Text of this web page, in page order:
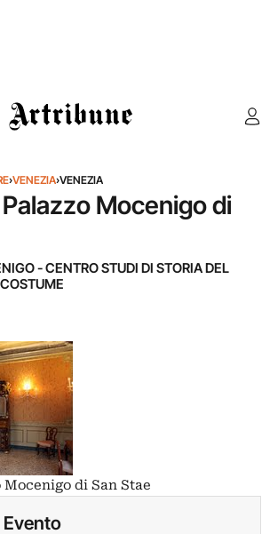
Artribune
›VENEZIA›VENEZIA
Mocenigo di
- CENTRO STUDI DI STORIA DEL
di San Stae